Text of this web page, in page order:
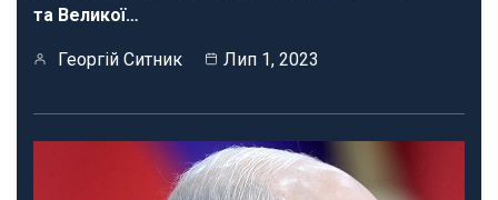
та Великої…
Георгій Ситник Лип 1, 2023